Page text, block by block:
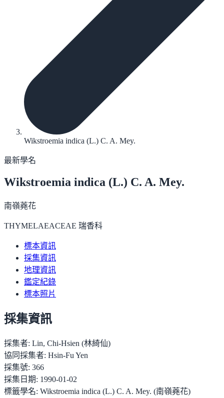
Wikstroemia indica (L.) C. A. Mey.
最新學名
Wikstroemia indica (L.) C. A. Mey.
南嶺蕘花
THYMELAEACEAE 瑞香科
標本資訊
採集資訊
地理資訊
鑑定紀錄
標本照片
採集資訊
採集者: Lin, Chi-Hsien (林綺仙)
協同採集者: Hsin-Fu Yen
採集號: 366
採集日期: 1990-01-02
標籤學名: Wikstroemia indica (L.) C. A. Mey. (南嶺蕘花)